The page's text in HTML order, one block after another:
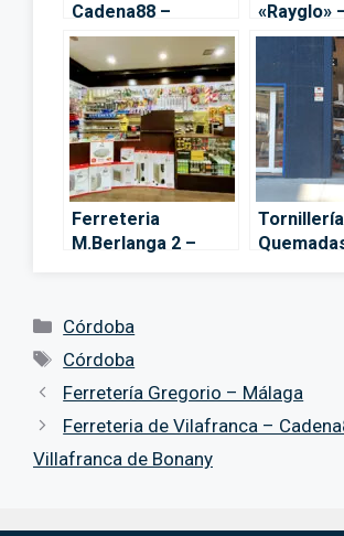
Cadena88 –
Córdoba
«Rayglo»
Córdoba
Ferreteria
M.Berlanga 2 –
Categorías
Córdoba
Etiquetas
Córdoba
Ferretería Gregorio – Málaga
Ferreteria de Vilafranca –
Villafranca de Bonany